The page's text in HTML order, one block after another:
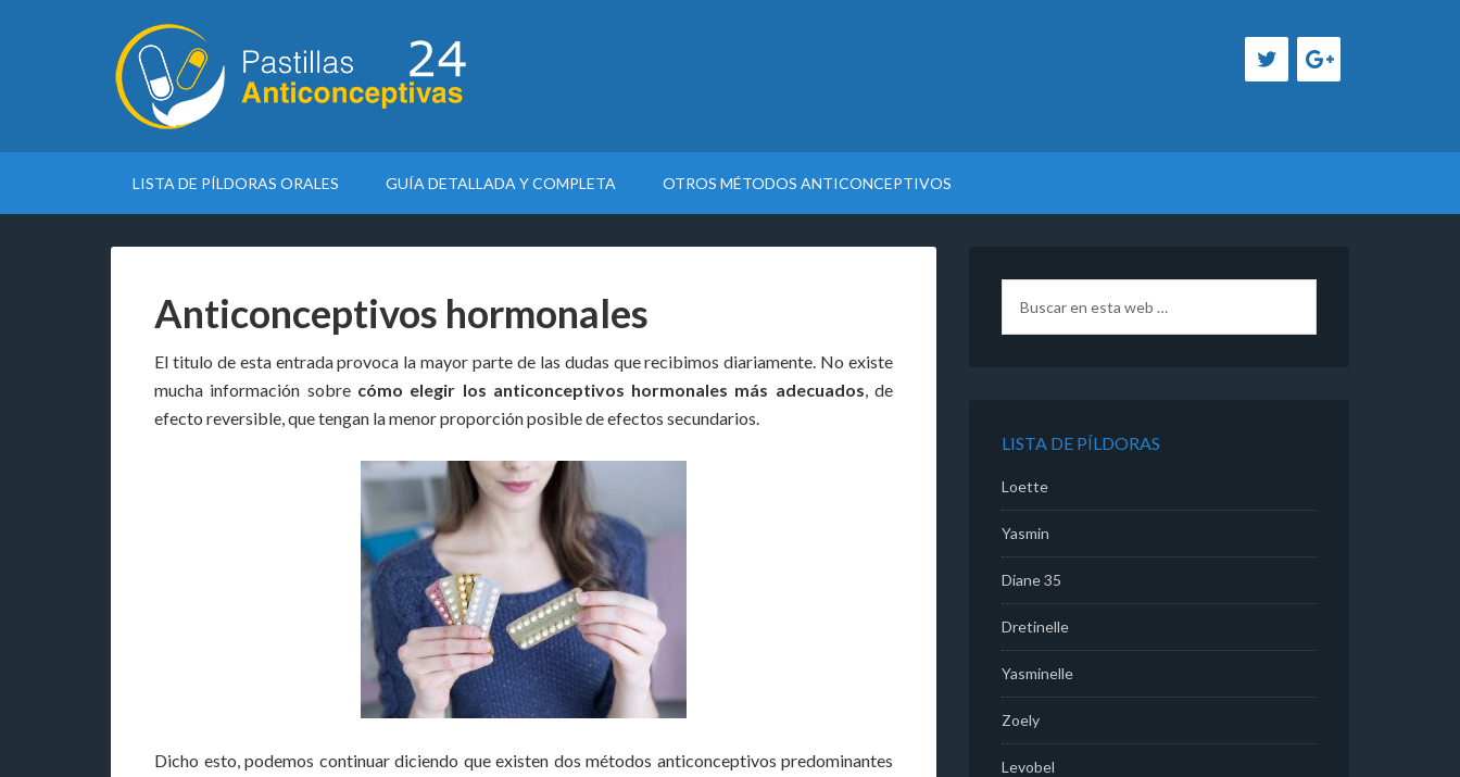
LISTA DE PÍLDORAS ORALES GUÍA DETALLADA Y COMPLETA OTROS MÉTODOS ANTICONCEPTIVOS
Anticonceptivos hormonales
El titulo de esta entrada provoca la mayor parte de las dudas que recibimos diariamente. No existe
mucha información sobre cómo elegir los anticonceptivos hormonales más adecuados, de
efecto reversible, que tengan la menor proporción posible de efectos secundarios.
Dicho esto, podemos continuar diciendo que existen dos métodos anticonceptivos predominantes
LISTA DE PÍLDORAS
Loette
Yasmin
Diane 35
Dretinelle
Yasminelle
Zoely
Levobel